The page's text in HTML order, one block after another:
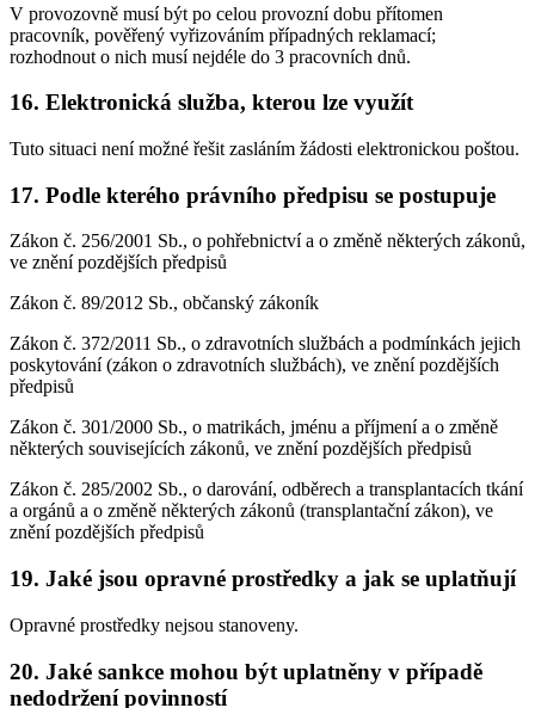
V provozovně musí být po celou provozní dobu přítomen
pracovník, pověřený vyřizováním případných reklamací;
rozhodnout o nich musí nejdéle do 3 pracovních dnů.
16. Elektronická služba, kterou lze využít
Tuto situaci není možné řešit zasláním žádosti elektronickou poštou.
17. Podle kterého právního předpisu se postupuje
Zákon č. 256/2001 Sb., o pohřebnictví a o změně některých zákonů,
ve znění pozdějších předpisů
Zákon č. 89/2012 Sb., občanský zákoník
Zákon č. 372/2011 Sb., o zdravotních službách a podmínkách jejich
poskytování (zákon o zdravotních službách), ve znění pozdějších
předpisů
Zákon č. 301/2000 Sb., o matrikách, jménu a příjmení a o změně
některých souvisejících zákonů, ve znění pozdějších předpisů
Zákon č. 285/2002 Sb., o darování, odběrech a transplantacích tkání
a orgánů a o změně některých zákonů (transplantační zákon), ve
znění pozdějších předpisů
19. Jaké jsou opravné prostředky a jak se uplatňují
Opravné prostředky nejsou stanoveny.
20. Jaké sankce mohou být uplatněny v případě
nedodržení povinností